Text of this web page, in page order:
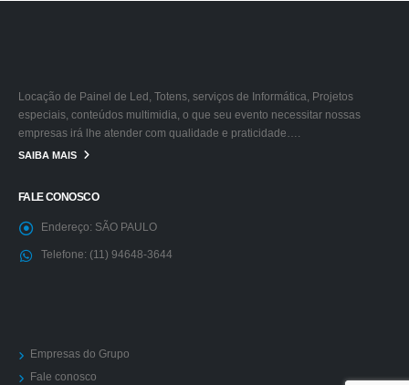
Locação de Painel de Led, Totens, serviços de Informática, Projetos
especiais, conteúdos multimidia, o que seu evento necessitar nossas
empresas irá lhe atender com qualidade e praticidade….
SAIBA MAIS
FALE CONOSCO
Endereço: SÃO PAULO
Telefone: (11) 94648-3644
Empresas do Grupo
Fale conosco